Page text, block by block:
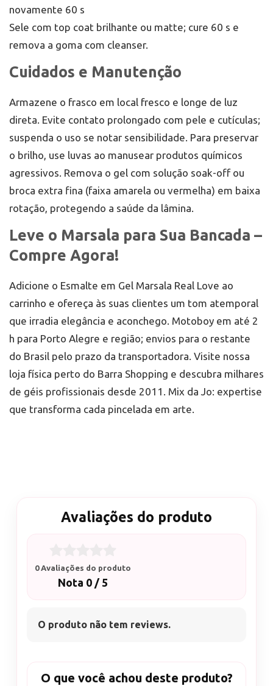
novamente 60 s
Sele com top coat brilhante ou matte; cure 60 s e
remova a goma com cleanser.
Cuidados e Manutenção
Armazene o frasco em local fresco e longe de luz
direta. Evite contato prolongado com pele e cutículas;
suspenda o uso se notar sensibilidade. Para preservar
o brilho, use luvas ao manusear produtos químicos
agressivos. Remova o gel com solução soak-off ou
broca extra fina (faixa amarela ou vermelha) em baixa
rotação, protegendo a saúde da lâmina.
Leve o Marsala para Sua Bancada –
Compre Agora!
Adicione o Esmalte em Gel Marsala Real Love ao
carrinho e ofereça às suas clientes um tom atemporal
que irradia elegância e aconchego. Motoboy em até 2
h para Porto Alegre e região; envios para o restante
do Brasil pelo prazo da transportadora. Visite nossa
loja física perto do Barra Shopping e descubra milhares
de géis profissionais desde 2011. Mix da Jo: expertise
que transforma cada pincelada em arte.
Avaliações do produto
0 Avaliações do produto
Nota 0 / 5
O produto não tem reviews.
O que você achou deste produto?